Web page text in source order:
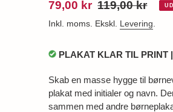
Udsalgspris
79,00 kr Normalpris
119,00 kr
Inkl. moms. Ekskl. Levering.
PLAKAT KLAR TIL PRINT |
Skab en masse hygge til
plakat med initialer og navn.
sammen med andre